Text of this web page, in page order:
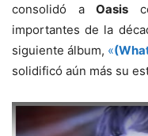
consolidó aOasis
importantes de la
siguiente álbum, «
solidificó aún más su